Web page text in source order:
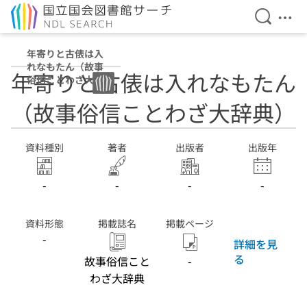
検索を
メ
年寄りと古俵は入
れなもたん（故事
俗信ことわざ大辞
典）
年寄りと古俵は入れなもたん
（故事俗信ことわざ大辞典）
資料種別
-
著者
-
出版者
-
出版年
-
資料形態
-
掲載誌名
故事俗信こと
わざ大辞典
掲載ページ
-
詳細を見
る